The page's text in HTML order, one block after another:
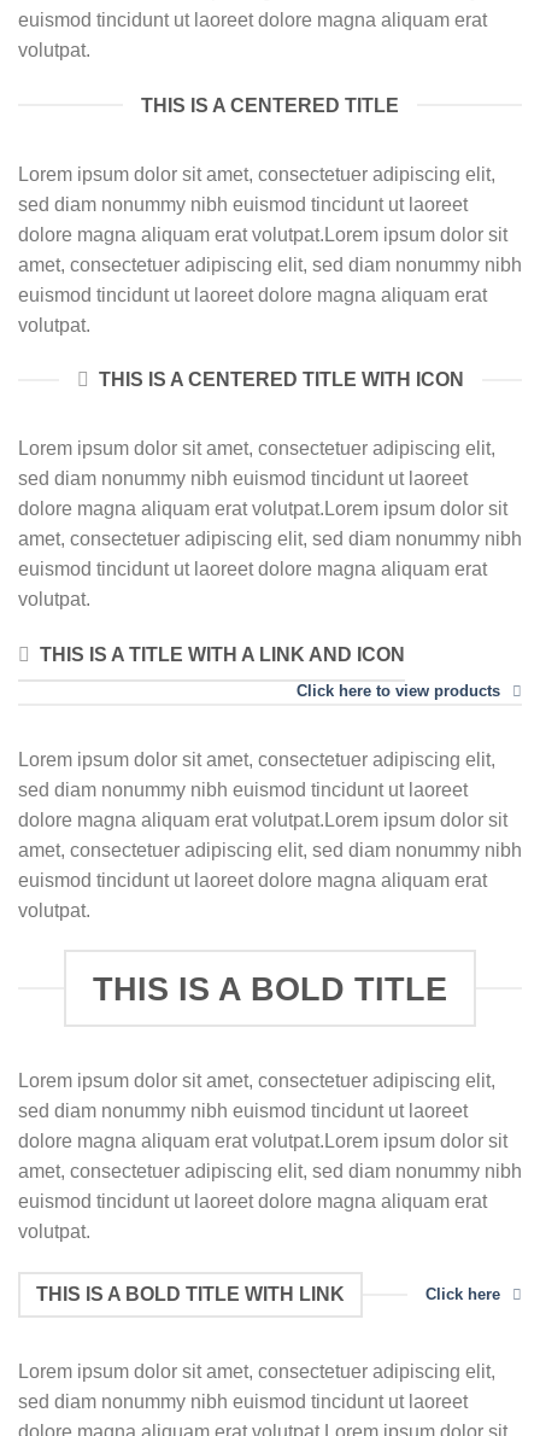
euismod tincidunt ut laoreet dolore magna aliquam erat
volutpat.
THIS IS A CENTERED TITLE
Lorem ipsum dolor sit amet, consectetuer adipiscing elit,
sed diam nonummy nibh euismod tincidunt ut laoreet
dolore magna aliquam erat volutpat.Lorem ipsum dolor sit
amet, consectetuer adipiscing elit, sed diam nonummy nibh
euismod tincidunt ut laoreet dolore magna aliquam erat
volutpat.
THIS IS A CENTERED TITLE WITH ICON
Lorem ipsum dolor sit amet, consectetuer adipiscing elit,
sed diam nonummy nibh euismod tincidunt ut laoreet
dolore magna aliquam erat volutpat.Lorem ipsum dolor sit
amet, consectetuer adipiscing elit, sed diam nonummy nibh
euismod tincidunt ut laoreet dolore magna aliquam erat
volutpat.
THIS IS A TITLE WITH A LINK AND ICON
Click here to view products
Lorem ipsum dolor sit amet, consectetuer adipiscing elit,
sed diam nonummy nibh euismod tincidunt ut laoreet
dolore magna aliquam erat volutpat.Lorem ipsum dolor sit
amet, consectetuer adipiscing elit, sed diam nonummy nibh
euismod tincidunt ut laoreet dolore magna aliquam erat
volutpat.
THIS IS A BOLD TITLE
Lorem ipsum dolor sit amet, consectetuer adipiscing elit,
sed diam nonummy nibh euismod tincidunt ut laoreet
dolore magna aliquam erat volutpat.Lorem ipsum dolor sit
amet, consectetuer adipiscing elit, sed diam nonummy nibh
euismod tincidunt ut laoreet dolore magna aliquam erat
volutpat.
THIS IS A BOLD TITLE WITH LINK Click here
Lorem ipsum dolor sit amet, consectetuer adipiscing elit,
sed diam nonummy nibh euismod tincidunt ut laoreet